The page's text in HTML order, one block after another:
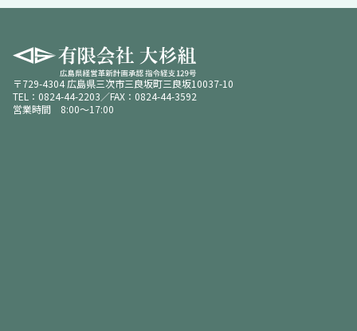
〒729-4304 広島県三次市三良坂町三良坂10037-10
TEL：0824-44-2203／FAX：0824-44-3592
営業時間 8:00～17:00